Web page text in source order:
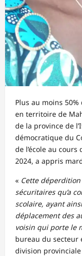
Plus au moins 50%
en territoire de
de la province de
démocratique du
de l’école au
2024, a appris
« Cette
sécuritaires qu’a
scolaire, ayant
déplacement des
voisin qui porte le
bureau du secteur
division provinciale